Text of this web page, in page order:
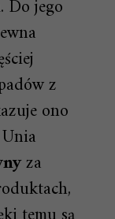
Do jego
z
ono
za